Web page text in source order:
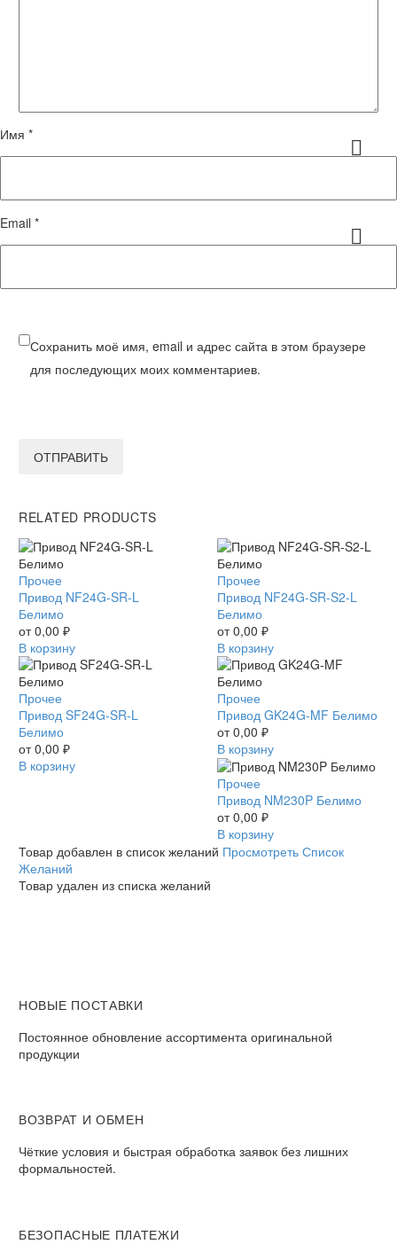
Имя *
Email *
Сохранить моё имя, email и адрес сайта в этом браузере
для последующих моих комментариев.
ОТПРАВИТЬ
RELATED PRODUCTS
Привод
NF24G-
SR-
L
Белимо
Прочее
Привод NF24G-SR-L
Белимо
от0,00 ₽
В корзину
Привод
NF24G-
SR-
S2-
L
Белимо
Прочее
Привод NF24G-SR-S2-L
Белимо
от0,00 ₽
В корзину
Привод
SF24G-
SR-
L
Белимо
Прочее
Привод SF24G-SR-L
Белимо
от0,00 ₽
В корзину
Привод
GK24G-
MF
Белимо
Прочее
Привод GK24G-MF Белимо
от0,00 ₽
В корзину
Привод
NM230P
Белимо
Прочее
Привод NM230P Белимо
от0,00 ₽
В корзину
Товар добавлен в список желаний Просмотреть Список
Желаний
Товар удален из списка желаний
НОВЫЕ ПОСТАВКИ
Постоянное обновление ассортимента оригинальной
продукции
ВОЗВРАТ И ОБМЕН​
Чёткие условия и быстрая обработка заявок без лишних
формальностей.​
БЕЗОПАСНЫЕ ПЛАТЕЖИ​